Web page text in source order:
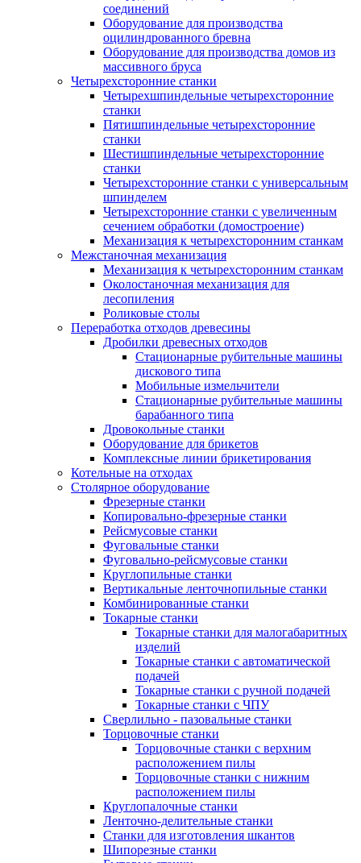
соединений
Оборудование для производства
оцилиндрованного бревна
Оборудование для производства домов из
массивного бруса
Четырехсторонние станки
Четырехшпиндельные четырехсторонние
станки
Пятишпиндельные четырехсторонние
станки
Шестишпиндельные четырехсторонние
станки
Четырехсторонние станки с универсальным
шпинделем
Четырехсторонние станки с увеличенным
сечением обработки (домостроение)
Механизация к четырехсторонним станкам
Межстаночная механизация
Механизация к четырехсторонним станкам
Околостаночная механизация для
лесопиления
Роликовые столы
Переработка отходов древесины
Дробилки древесных отходов
Стационарные рубительные машины
дискового типа
Мобильные измельчители
Стационарные рубительные машины
барабанного типа
Дровокольные станки
Оборудование для брикетов
Комплексные линии брикетирования
Котельные на отходах
Столярное оборудование
Фрезерные станки
Копировально-фрезерные станки
Рейсмусовые станки
Фуговальные станки
Фуговально-рейсмусовые станки
Круглопильные станки
Вертикальные ленточнопильные станки
Комбинированные станки
Токарные станки
Токарные станки для малогабаритных
изделий
Токарные станки с автоматической
подачей
Токарные станки с ручной подачей
Токарные станки с ЧПУ
Сверлильно - пазовальные станки
Торцовочные станки
Торцовочные станки с верхним
расположением пилы
Торцовочные станки с нижним
расположением пилы
Круглопалочные станки
Ленточно-делительные станки
Станки для изготовления шкантов
Шипорезные станки